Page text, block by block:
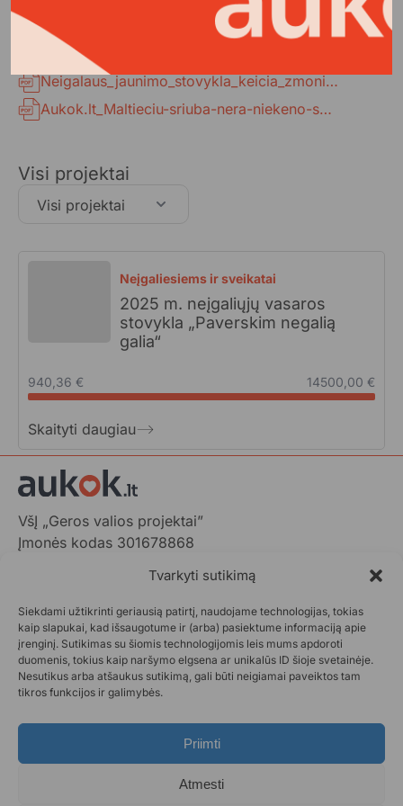
Tvarkyti sutikimą
Siekdami užtikrinti geriausią patirtį, naudojame technologijas, tokias
kaip slapukai, kad išsaugotume ir (arba) pasiektume informaciją apie
įrenginį. Sutikimas su šiomis technologijomis leis mums apdoroti
duomenis, tokius kaip naršymo elgsena ar unikalūs ID šioje svetainėje.
Nesutikus arba atšaukus sutikimą, gali būti neigiamai paveiktos tam
tikros funkcijos ir galimybės.
Priimti
Atmesti
Maltieciu_namai_-_Projekto_ataskaita.pdf
Neigalaus_jaunimo_stovykla_keicia_zmoniu_gyvenimus_galutine_ataskaita.pdf
Aukok.lt_Maltieciu-sriuba-nera-niekeno-seneliu_1625.pdf
Visi projektai
Visi projektai
Neįgaliesiems ir sveikatai
2025 m. neįgaliųjų vasaros
stovykla „Paverskim negalią
galia“
940,36 € 14500,00 €
Skaityti daugiau
VšĮ „Geros valios projektai”
Įmonės kodas 301678868
LT-01103 Vilnius, Lietuva
+370 602 31001,info@aukok.lt
+370 698 24305 (verslo partnerystėms)
Kontaktai
Aukok.lt taisyklės